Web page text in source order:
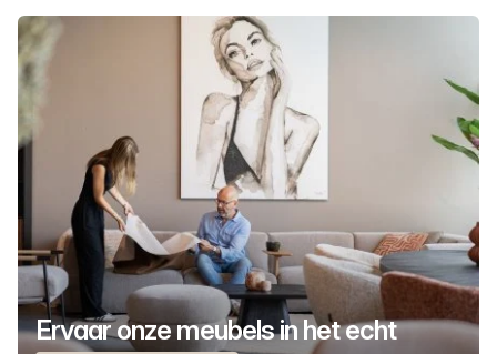
Ervaar onze meubels in het echt